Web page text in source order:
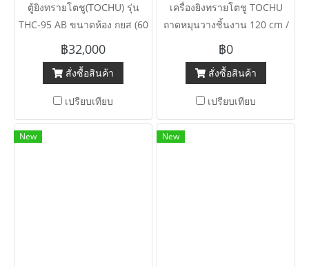
ตู้ยิงทรายโตชู(TOCHU) รุ่น
THC-95 AB ขนาดห้อง กยส (60
x 100 x 60 cm) งานตัดประมูล
เข้ามา 3 ตัว
฿32,000
สั่งซื้อสินค้า
เปรียบเทียบ
เครื่องยิงทรายโตชู TOCHU
ถาดหมุนวางชิ้นงาน 120 cm /
มาพร้อมอุปกรณ์ต่อร่วม และ ตู้
คอนโทรล Complete set งาน
ตัดประมูล
฿0
สั่งซื้อสินค้า
เปรียบเทียบ
New New